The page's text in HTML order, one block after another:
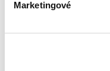
Marketingové
Novinky